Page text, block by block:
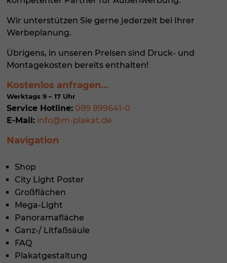
Wir unterstützen Sie gerne jederzeit bei Ihrer
Werbeplanung.
Übrigens, in unseren Preisen sind Druck- und
Montagekosten bereits enthalten!
Kostenlos anfragen…
Werktags 9 – 17 Uhr
Service Hotline: 089 899641-0
E-Mail: info@m-plakat.de
Navigation
Shop
City Light Poster
Großflächen
Mega-Light
Panoramafläche
Ganz-/ Litfaßsäule
FAQ
Plakatgestaltung
Statistiken (1)
Statistik Cookies erfassen Informationen anonym. Diese
unsere Website nutzen.
Cookie-Informationen anzeigen